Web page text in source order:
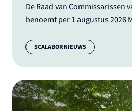
De Raad van Commissarissen
benoemt per 1 augustus 2026
Categorie:
SCALABOR NIEUWS